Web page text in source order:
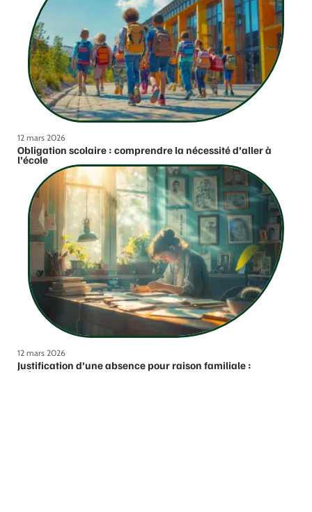
12 mars 2026
Obligation scolaire : comprendre la nécessité d’aller à
l’école
12 mars 2026
Justification d’une absence pour raison familiale :
méthodes et conseils